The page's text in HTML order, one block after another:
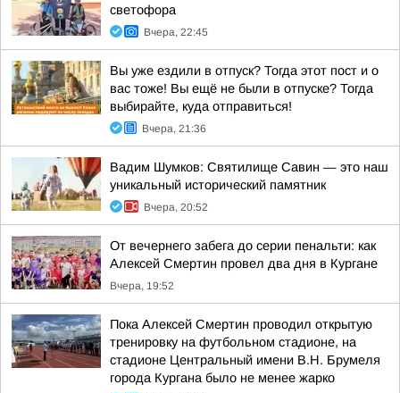
светофора
Вчера, 22:45
Вы уже ездили в отпуск? Тогда этот пост и о
вас тоже! Вы ещё не были в отпуске? Тогда
выбирайте, куда отправиться!
Вчера, 21:36
Вадим Шумков: Святилище Савин — это наш
уникальный исторический памятник
Вчера, 20:52
От вечернего забега до серии пенальти: как
Алексей Смертин провел два дня в Кургане
Вчера, 19:52
Пока Алексей Смертин проводил открытую
тренировку на футбольном стадионе, на
стадионе Центральный имени В.Н. Брумеля
города Кургана было не менее жарко